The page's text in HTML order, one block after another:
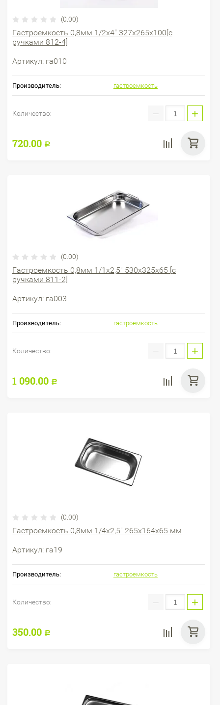
(0.00)
Гастроемкость 0,8мм 1/2х4" 327х265х100[с
ручками 812-4]
Артикул: га010
Производитель: гастроемкость
Количество: +
720.00 Р
(0.00)
Гастроемкость 0,8мм 1/1х2,5" 530х325х65 [с
ручками 811-2]
Артикул: га003
Производитель: гастроемкость
Количество: +
1 090.00 Р
(0.00)
Гастроемкость 0,8мм 1/4х2,5" 265х164х65 мм
Артикул: га19
Производитель: гастроемкость
Количество: +
350.00 Р